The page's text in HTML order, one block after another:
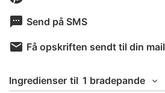
Send på SMS
Få opskriften sendt til din mail
Ingredienser til 1 bradepande